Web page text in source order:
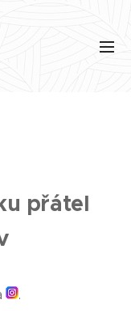
přátel
.